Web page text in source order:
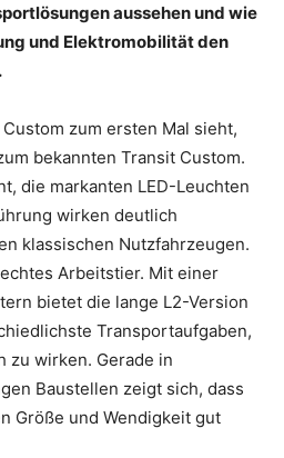
aussehen und wie
und Elektromobilität den
zum ersten Mal sieht,
bekannten Transit Custom.
die markanten LED-Leuchten
wirken deutlich
klassischen Nutzfahrzeugen.
Arbeitstier. Mit einer
bietet die lange L2-Version
Transportaufgaben,
zu wirken. Gerade in
Baustellen zeigt sich, dass
Größe und Wendigkeit gut